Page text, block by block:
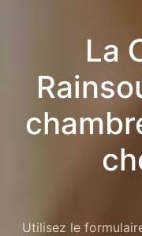
La
Utilisez le